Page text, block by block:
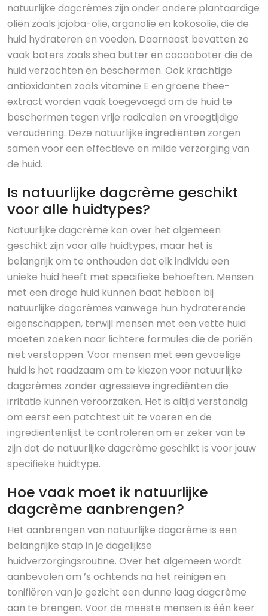
natuurlijke dagcrèmes zijn onder andere plantaardige
oliën zoals jojoba-olie, arganolie en kokosolie, die de
huid hydrateren en voeden. Daarnaast bevatten ze
vaak boters zoals shea butter en cacaoboter die de
huid verzachten en beschermen. Ook krachtige
antioxidanten zoals vitamine E en groene thee-
extract worden vaak toegevoegd om de huid te
beschermen tegen vrije radicalen en vroegtijdige
veroudering. Deze natuurlijke ingrediënten zorgen
samen voor een effectieve en milde verzorging van
de huid.
Is natuurlijke dagcrème geschikt
voor alle huidtypes?
Natuurlijke dagcrème kan over het algemeen
geschikt zijn voor alle huidtypes, maar het is
belangrijk om te onthouden dat elk individu een
unieke huid heeft met specifieke behoeften. Mensen
met een droge huid kunnen baat hebben bij
natuurlijke dagcrèmes vanwege hun hydraterende
eigenschappen, terwijl mensen met een vette huid
moeten zoeken naar lichtere formules die de poriën
niet verstoppen. Voor mensen met een gevoelige
huid is het raadzaam om te kiezen voor natuurlijke
dagcrèmes zonder agressieve ingrediënten die
irritatie kunnen veroorzaken. Het is altijd verstandig
om eerst een patchtest uit te voeren en de
ingrediëntenlijst te controleren om er zeker van te
zijn dat de natuurlijke dagcrème geschikt is voor jouw
specifieke huidtype.
Hoe vaak moet ik natuurlijke
dagcrème aanbrengen?
Het aanbrengen van natuurlijke dagcrème is een
belangrijke stap in je dagelijkse
huidverzorgingsroutine. Over het algemeen wordt
aanbevolen om ’s ochtends na het reinigen en
tonifiëren van je gezicht een dunne laag dagcrème
aan te brengen. Voor de meeste mensen is één keer